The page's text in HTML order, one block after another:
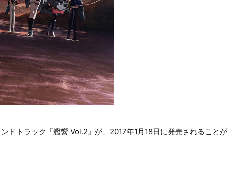
ドトラック『艦響 Vol.2』が、2017年1月18日に発売されることが